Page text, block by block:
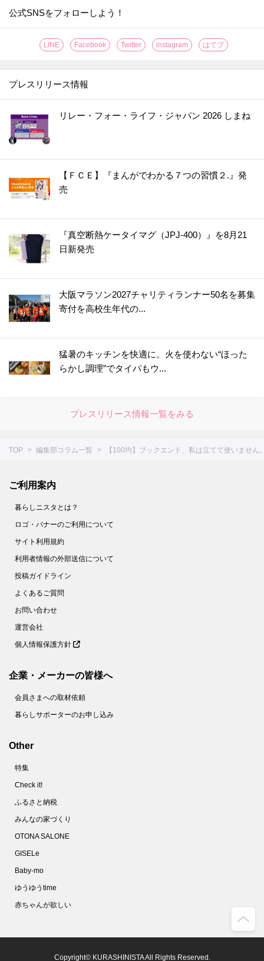
公式SNSをフォローしよう！
LINE Facebook Twitter instagram はてブ
プレスリリース情報
リレー・フォー・ライフ・ジャパン 2026 しまね
【ＦＣＥ】『まんがでわかる７つの習慣２.』発
売
『真空断熱ケータイマグ（JPJ-400）』を8月21
日新発売
大阪マラソン2027チャリティランナー50名を募集
寄付を高校生年代の...
猛暑のキッチンを快適に。火を使わない“ほった
らかし調理”でタイパもウ...
プレスリリース情報一覧をみる
TOP 編集部コラム一覧 【100均】ブックエンド、私は立てて使いませ
ご利用案内
暮らしニスタとは？
ロゴ・バナーのご利用について
サイト利用規約
利用者情報の外部送信について
投稿ガイドライン
よくあるご質問
お問い合わせ
運営会社
個人情報保護方針
企業・メーカーの皆様へ
会員さまへの取材依頼
暮らしサポーターのお申し込み
Other
特集
Check it!
ふるさと納税
みんなの家づくり
OTONA SALONE
GISELe
Baby-mo
ゆうゆうtime
赤ちゃんが欲しい
Copyright© KURASHINISTA All Rights Reserved.